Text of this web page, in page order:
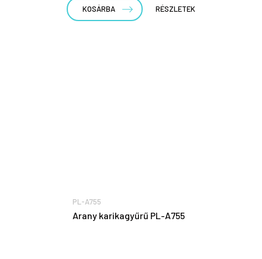
KOSÁRBA RÉSZLETEK
PL-A755
Arany karikagyűrű PL-A755